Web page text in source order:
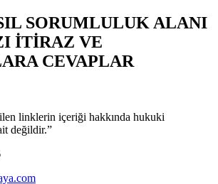
SORUMLULUK ALANI
İTİRAZ VE
CEVAPLAR
linklerin içeriği hakkında hukuki
değildir.”